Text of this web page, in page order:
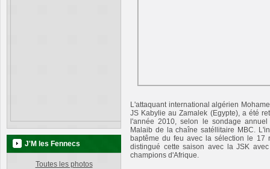
J'M les Fennecs
Toutes les photos
L'attaquant international algérien
JS Kabylie au Zamalek (Egypte), a été
l'année 2010, selon le sondage
Malaib de la chaîne satéllitaire MBC.
baptême du feu avec la sélection le 17
distingué cette saison avec la JSK
champions d'Afrique.